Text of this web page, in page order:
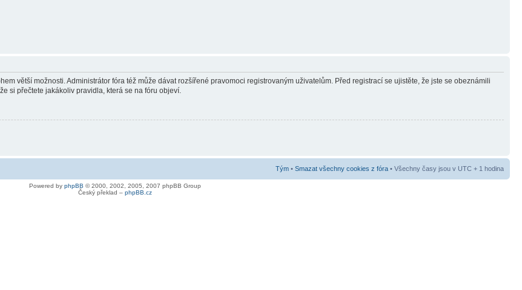
větší možnosti. Administrátor fóra též může dávat rozšířené pravomoci registrovaným uživatelům. Před registrací se ujistěte, že jste se obeznámili
si přečtete jakákoliv pravidla, která se na fóru objeví.
Tým • Smazat všechny cookies z fóra • Všechny časy jsou v UTC + 1 hodina
Powered by phpBB © 2000, 2002, 2005, 2007 phpBB Group
Český překlad – phpBB.cz